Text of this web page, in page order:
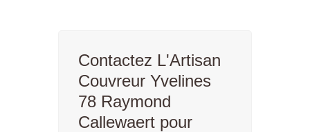
Contactez L'Artisan
Couvreur Yvelines
78 Raymond
Callewaert pour